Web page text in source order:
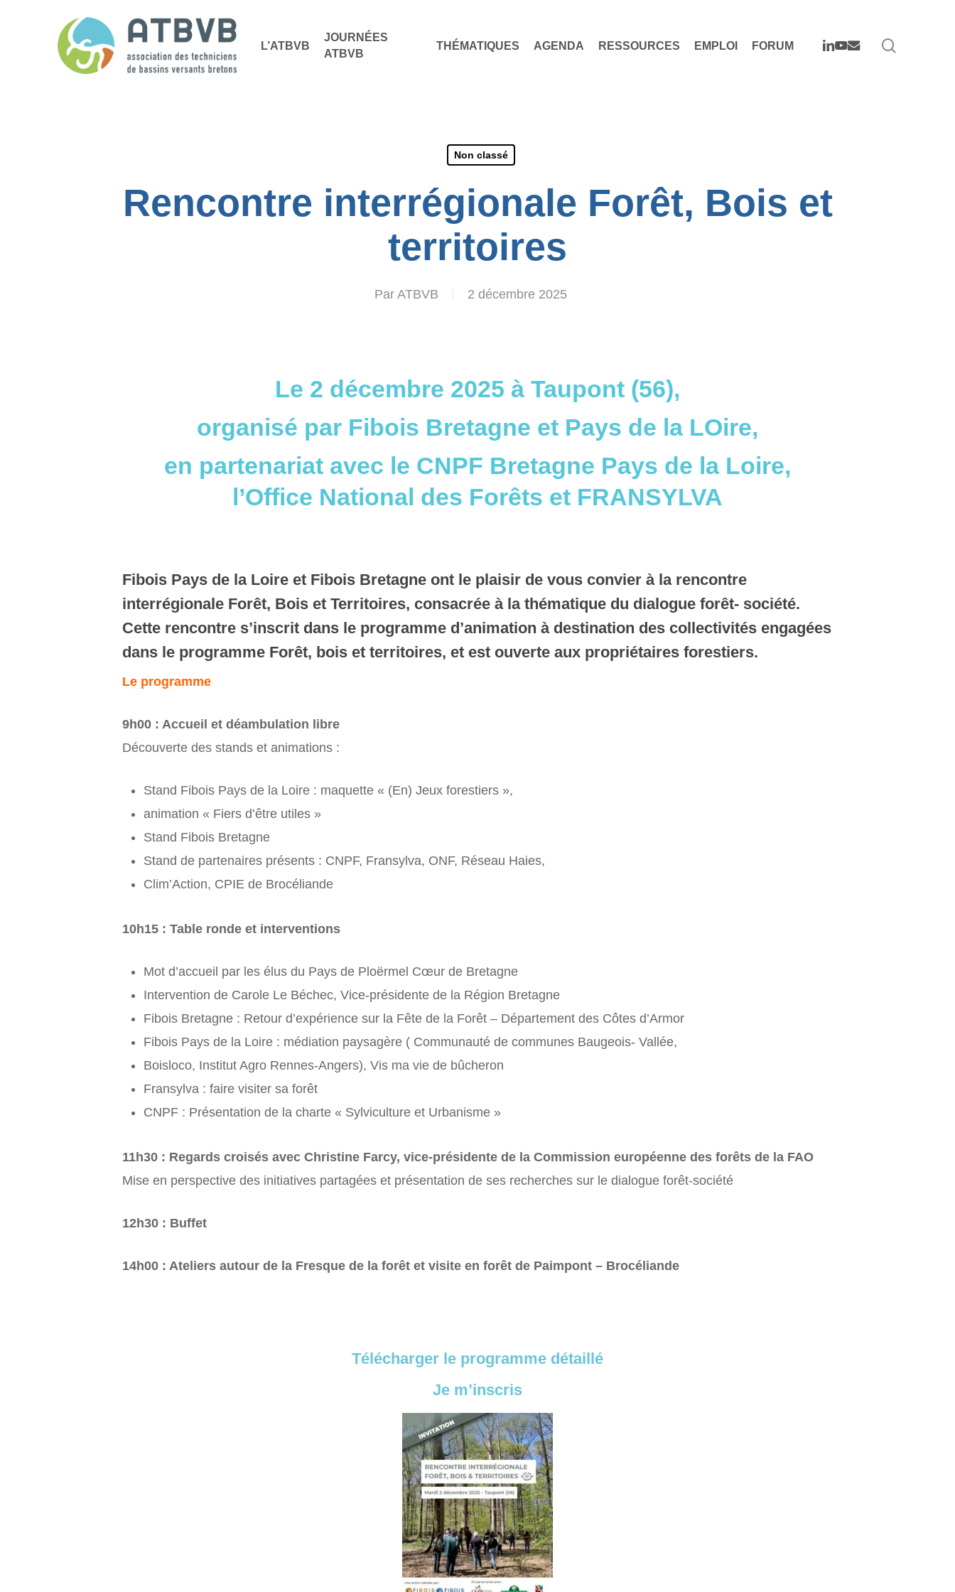
L’ATBVB
JOURNÉES
ATBVB
THÉMATIQUES AGENDA RESSOURCES EMPLOI FORUM LINKEDIN
YOUTUBE
EMAIL
Non classé
Rencontre interrégionale Forêt, Bois et
territoires
Par ATBVB 2 décembre 2025
Le 2 décembre 2025 à Taupont (56),
organisé par Fibois Bretagne et Pays de la LOire,
en partenariat avec le CNPF Bretagne Pays de la Loire,
l’Office National des Forêts et FRANSYLVA
Fibois Pays de la Loire et Fibois Bretagne ont le plaisir de vous convier à la rencontre
interrégionale Forêt, Bois et Territoires, consacrée à la thématique du dialogue forêt- société.
Cette rencontre s’inscrit dans le programme d’animation à destination des collectivités engagées
dans le programme Forêt, bois et territoires, et est ouverte aux propriétaires forestiers.
Le programme
9h00 : Accueil et déambulation libre
Découverte des stands et animations :
Stand Fibois Pays de la Loire : maquette « (En) Jeux forestiers »,
animation « Fiers d’être utiles »
Stand Fibois Bretagne
Stand de partenaires présents : CNPF, Fransylva, ONF, Réseau Haies,
Clim’Action, CPIE de Brocéliande
10h15 : Table ronde et interventions
Mot d’accueil par les élus du Pays de Ploërmel Cœur de Bretagne
Intervention de Carole Le Béchec, Vice-présidente de la Région Bretagne
Fibois Bretagne : Retour d’expérience sur la Fête de la Forêt – Département des Côtes d’Armor
Fibois Pays de la Loire : médiation paysagère ( Communauté de communes Baugeois- Vallée,
Boisloco, Institut Agro Rennes-Angers), Vis ma vie de bûcheron
Fransylva : faire visiter sa forêt
CNPF : Présentation de la charte « Sylviculture et Urbanisme »
11h30 : Regards croisés avec Christine Farcy, vice-présidente de la Commission européenne des forêts de la FAO
Mise en perspective des initiatives partagées et présentation de ses recherches sur le dialogue forêt-société
12h30 : Buffet
14h00 : Ateliers autour de la Fresque de la forêt et visite en forêt de Paimpont – Brocéliande
Télécharger le programme détaillé
Je m’inscris